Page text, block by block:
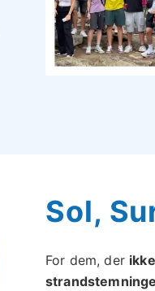
Sol,
For dem, der